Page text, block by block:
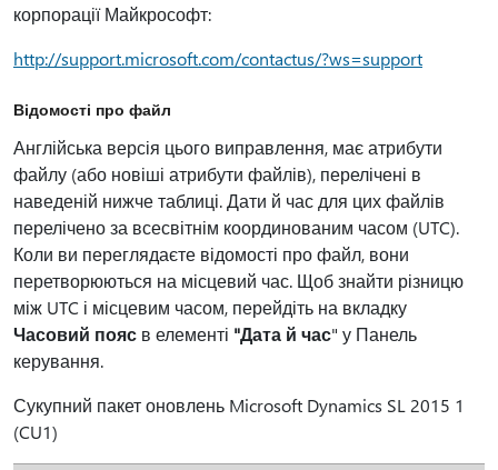
корпорації Майкрософт:
http://support.microsoft.com/contactus/?ws=support
Відомості про файл
Англійська версія цього виправлення, має атрибути
файлу (або новіші атрибути файлів), перелічені в
наведеній нижче таблиці. Дати й час для цих файлів
перелічено за всесвітнім координованим часом (UTC).
Коли ви переглядаєте відомості про файл, вони
перетворюються на місцевий час. Щоб знайти різницю
між UTC і місцевим часом, перейдіть на вкладку
Часовий пояс в елементі "Дата й час" у Панель
керування.
Сукупний пакет оновлень Microsoft Dynamics SL 2015 1
(CU1)